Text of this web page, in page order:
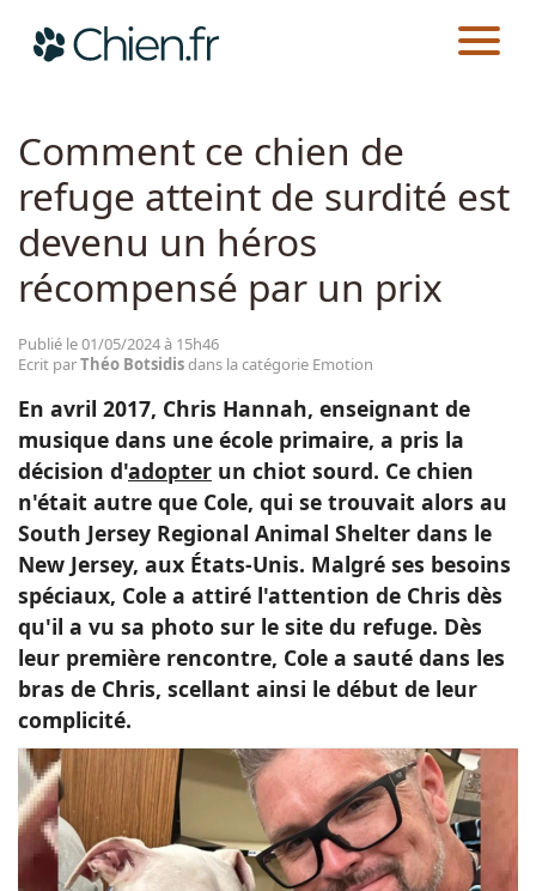
Races
CHIEN.FR ACTUALITÉS
Comment ce chien de
refuge atteint de surdité est
devenu un héros
récompensé par un prix
Publié le 01/05/2024 à 15h46
Ecrit parThéo Botsidisdans la catégorie Emotion
En avril 2017, Chris Hannah, enseignant de
musique dans une école primaire, a pris la
décision d'adopter un chiot sourd. Ce chien
n'était autre que Cole, qui se trouvait alors au
South Jersey Regional Animal Shelter dans le
New Jersey, aux États-Unis. Malgré ses besoins
spéciaux, Cole a attiré l'attention de Chris dès
qu'il a vu sa photo sur le site du refuge. Dès
leur première rencontre, Cole a sauté dans les
bras de Chris, scellant ainsi le début de leur
complicité.